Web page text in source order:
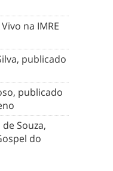
na IMRE
publicado
publicado
Souza,
do